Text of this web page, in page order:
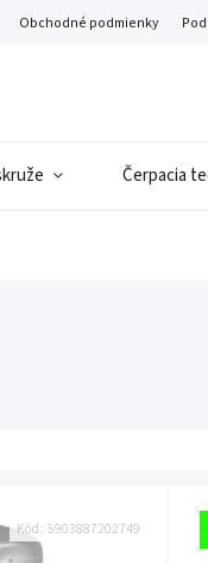
Obchodné podmienky
Čerpacia
Kód: 5903887202749